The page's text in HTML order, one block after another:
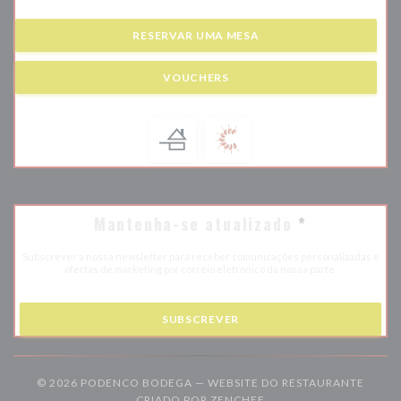
RESERVAR UMA MESA
VOUCHERS
*
SUBSCREVER
© 2026 PODENCO BODEGA — WEBSITE DO RESTAURANTE